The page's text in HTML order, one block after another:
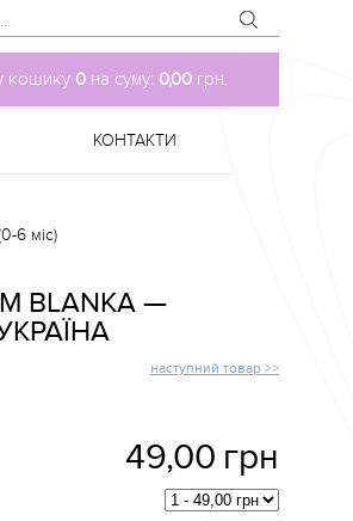
кошику 0 на суму: 0,00грн.
КОНТАКТИ
6 міс)
BLANKA —
наступний товар >>
49,00 грн